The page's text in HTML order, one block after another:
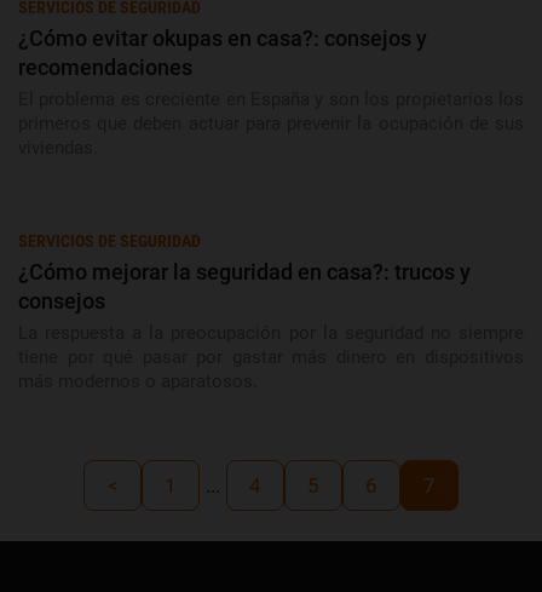
SERVICIOS DE SEGURIDAD
¿Cómo evitar okupas en casa?: consejos y
recomendaciones
SERVICIOS DE SEGURIDAD
¿Cómo mejorar la seguridad en casa?: trucos y
consejos
< 1 ... 4 5 6 7